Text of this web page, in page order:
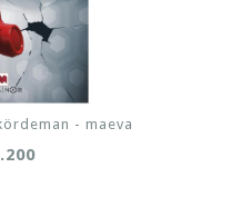
- maeva